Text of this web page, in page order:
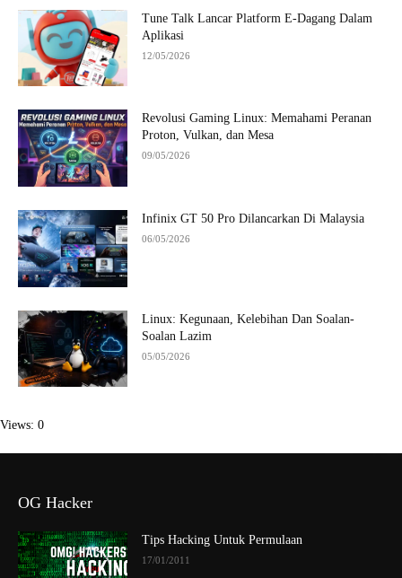
Tune Talk Lancar Platform E-Dagang Dalam
Aplikasi
12/05/2026
Revolusi Gaming Linux: Memahami Peranan
Proton, Vulkan, dan Mesa
09/05/2026
Infinix GT 50 Pro Dilancarkan Di Malaysia
06/05/2026
Linux: Kegunaan, Kelebihan Dan Soalan-
Soalan Lazim
05/05/2026
Views: 0
OG Hacker
Tips Hacking Untuk Permulaan
17/01/2011